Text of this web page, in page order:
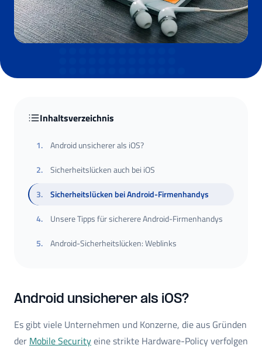
Inhaltsverzeichnis
1.
Android unsicherer als iOS?
2.
Sicherheitslücken auch bei iOS
3.
Sicherheitslücken bei Android-Firmenhandys
4.
Unsere Tipps für sicherere Android-Firmenhandys
5. Android-Sicherheitslücken: Weblinks
Android unsicherer als iOS?
Es gibt viele Unternehmen und Konzerne, die aus Gründen
der Mobile Securityeine strikte Hardware-Policy verfolgen